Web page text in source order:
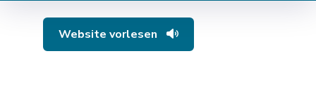
Website vorlesen